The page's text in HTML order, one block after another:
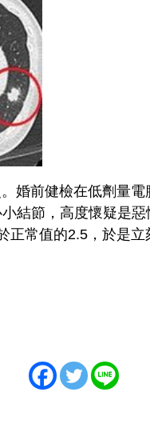
婚前健檢在低劑量
結節，高度懷疑是
正常值的2.5，於是